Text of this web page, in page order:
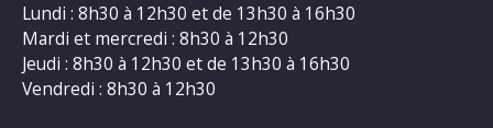
Lundi : 8h30 à 12h30 et de 13h30 à 16h30
Mardi et mercredi : 8h30 à 12h30
Jeudi : 8h30 à 12h30 et de 13h30 à 16h30
Vendredi : 8h30 à 12h30